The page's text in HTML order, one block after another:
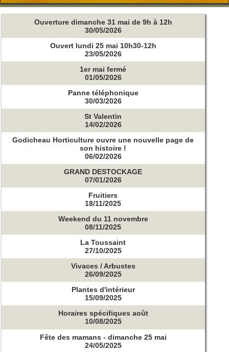
Ouverture dimanche 31 mai de 9h à 12h
30/05/2026
Ouvert lundi 25 mai 10h30-12h
23/05/2026
1er mai fermé
01/05/2026
Panne téléphonique
30/03/2026
St Valentin
14/02/2026
Godicheau Horticulture ouvre une nouvelle page de
son histoire !
06/02/2026
GRAND DESTOCKAGE
07/01/2026
Fruitiers
18/11/2025
Weekend du 11 novembre
08/11/2025
La Toussaint
27/10/2025
Vivaces / Arbustes
26/09/2025
Plantes d'intérieur
15/09/2025
Horaires spécifiques août
10/08/2025
Fête des mamans - dimanche 25 mai
24/05/2025